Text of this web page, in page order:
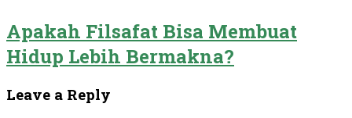
Apakah Filsafat Bisa Membuat
Hidup Lebih Bermakna?
Leave a Reply